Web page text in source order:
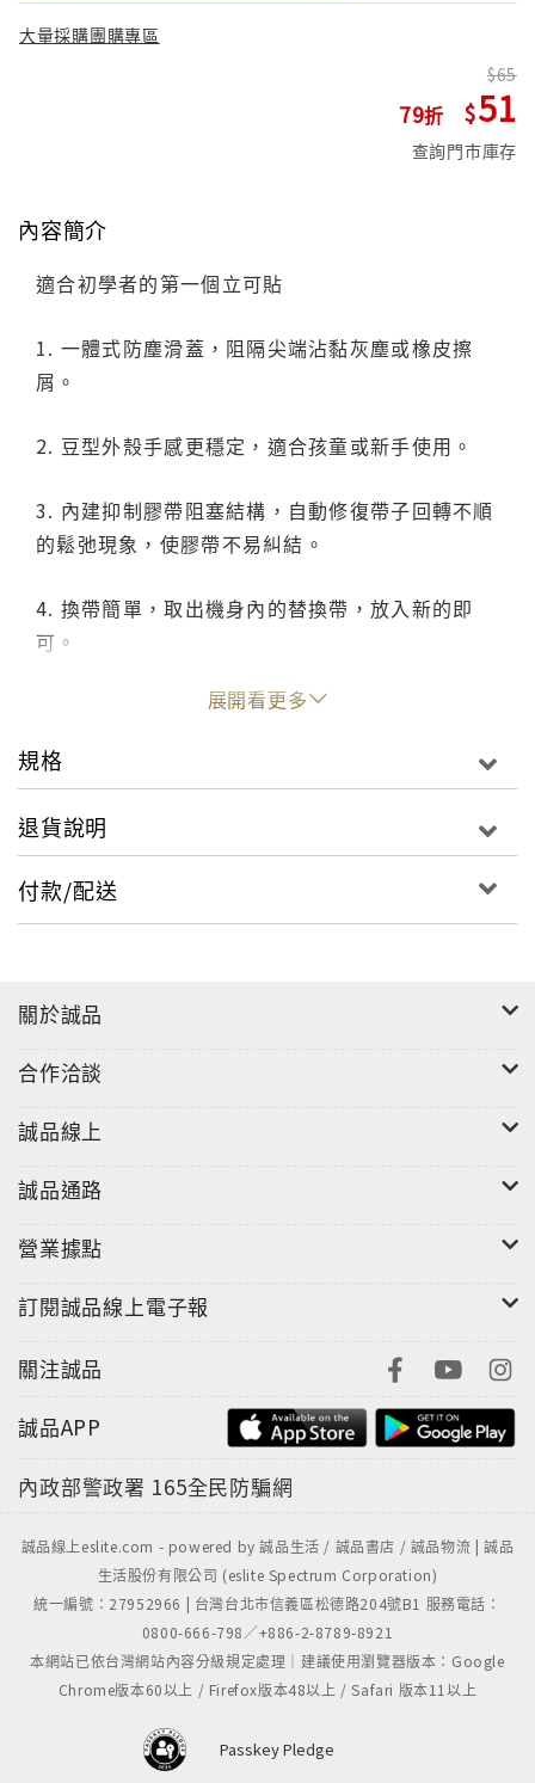
大量採購團購專區
79
65
51
查詢門市庫存
內容簡介
適合初學者的第一個立可貼
1. 一體式防塵滑蓋，阻隔尖端沾黏灰塵或橡皮擦
屑。
2. 豆型外殼手感更穩定，適合孩童或新手使用。
3. 內建抑制膠帶阻塞結構，自動修復帶子回轉不順
的鬆弛現象，使膠帶不易糾結。
4. 換帶簡單，取出機身內的替換帶，放入新的即
可。
5. 可用於黏貼信封、整理單據、發票及手作。
⛔請選擇魔豆專用替換帶，與豆豆貼（豆豆彩貼）
展開看更多
規格
退貨說明
付款/配送
關於誠品
合作洽談
誠品線上
誠品通路
營業據點
訂閱誠品線上電子報
關注誠品
誠品APP
內政部警政署 165全民防騙網
誠品線上eslite.com - powered by 誠品生活 / 誠品書店 / 誠品物流 | 誠品
生活股份有限公司 (eslite Spectrum Corporation)
統一編號：27952966 | 台灣台北市信義區松德路204號B1 服務電話：
0800-666-798／+886-2-8789-8921
本網站已依台灣網站內容分級規定處理｜建議使用瀏覽器版本：Google
Chrome版本60以上 / Firefox版本48以上 / Safari 版本11以上
Passkey Pledge